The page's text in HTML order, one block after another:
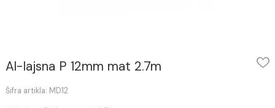
Al-lajsna P 12mm mat 2.7m